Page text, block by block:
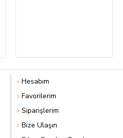
Hesabım
Favorilerim
Siparişlerim
Bize Ulaşın